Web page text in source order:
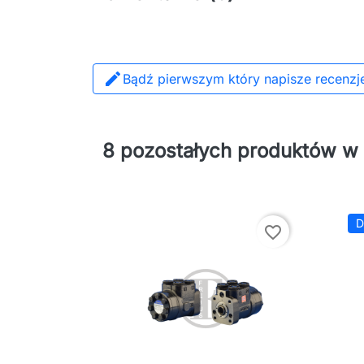
 Bądź pierwszym który napisze
8 pozostałych produktów
favorite_border